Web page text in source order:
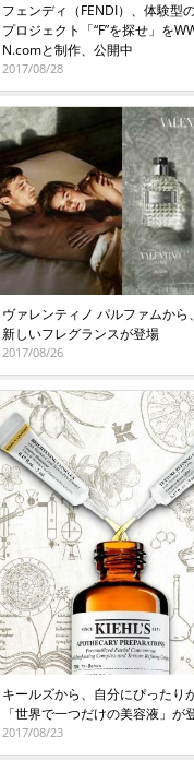
フェンディ（FENDI）、体験型
プロジェクト「“F”を探せ」を
N.comと制作、公開中
2017/08/28
ヴァレンティノ パルファムから
新しいフレグランスが登場
2017/08/26
キールズから、自分にぴったり
「世界で一つだけの美容液」が
2017/08/23